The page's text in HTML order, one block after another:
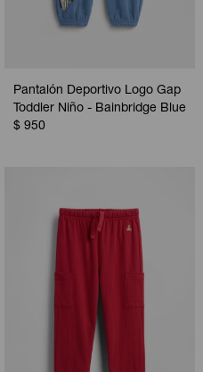
Pantalón Deportivo Logo Gap
Toddler Niño - Bainbridge Blue
$ 950